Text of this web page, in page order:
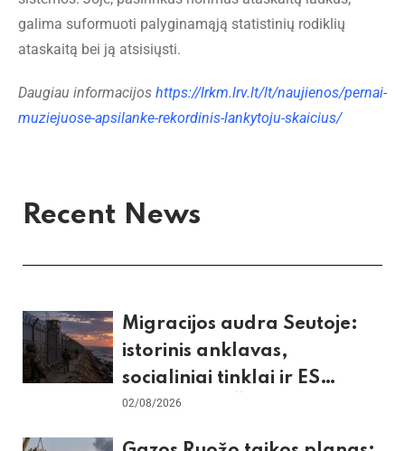
galima suformuoti palyginamąją statistinių rodiklių
ataskaitą bei ją atsisiųsti.
Daugiau informacijos https://lrkm.lrv.lt/lt/naujienos/pernai-
muziejuose-apsilanke-rekordinis-lankytoju-skaicius/
Recent News
Migracijos audra Seutoje:
istorinis anklavas,
socialiniai tinklai ir ES
skilimas dėl Šengeno zonos
02/08/2026